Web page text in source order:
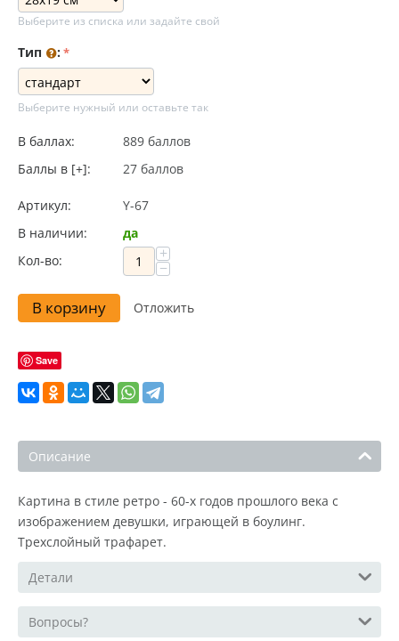
Выберите из списка или задайте свой
Тип :
Выберите нужный или оставьте так
В баллах:
889 баллов
Баллы в [+]:
27 баллов
Артикул:
Y-67
В наличии:
да
Кол-во:
+
−
В корзину Отложить
Save
Описание
Картина в стиле ретро - 60-х годов прошлого века с
изображением девушки, играющей в боулинг.
Трехслойный трафарет.
Детали
Вопросы?